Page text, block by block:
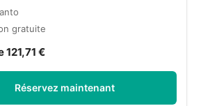
gratuite
121,71 €
Réservez maintenant